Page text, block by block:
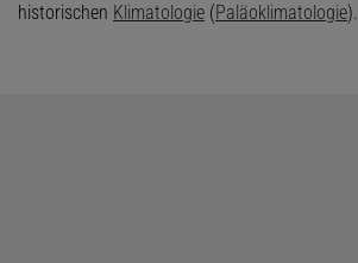
historischen Klimatologie (Paläoklimatologie).